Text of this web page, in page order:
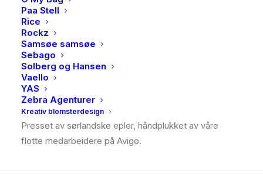
Paa Stell
Rice
Rockz
Samsøe samsøe
Sebago
Solberg og Hansen
Vaello
YAS
Zebra Agenturer
Kreativ blomsterdesign
BESKRIVELSE
BESKRIVELSE
Lyst på en vidunderlig eplemost? Akkurat passe syrlig!
Presset av sørlandske epler, håndplukket av våre
flotte medarbeidere på Avigo.